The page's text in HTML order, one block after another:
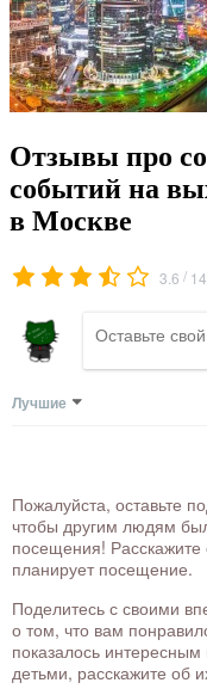
Отзывы про
событий на
в Москве
3.6 / 14
Лучшие
Пожалуйста, оставьте
чтобы другим людям
посещения! Расскажите
планирует посещение.
Поделитесь с своими
о том, что вам
показалось
детьми, расскажите об